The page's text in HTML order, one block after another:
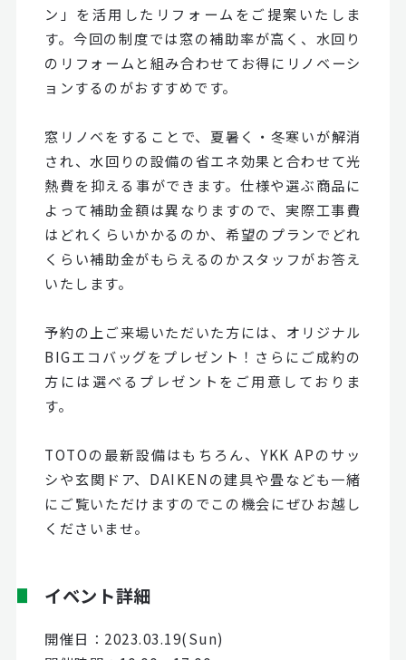
ン」を活用したリフォームをご提案いたしま
す。今回の制度では窓の補助率が高く、水回り
のリフォームと組み合わせてお得にリノベーシ
ョンするのがおすすめです。
窓リノベをすることで、夏暑く・冬寒いが解消
され、水回りの設備の省エネ効果と合わせて光
熱費を抑える事ができます。仕様や選ぶ商品に
よって補助金額は異なりますので、実際工事費
はどれくらいかかるのか、希望のプランでどれ
くらい補助金がもらえるのかスタッフがお答え
いたします。
予約の上ご来場いただいた方には、オリジナル
BIGエコバッグをプレゼント！さらにご成約の
方には選べるプレゼントをご用意しておりま
す。
TOTOの最新設備はもちろん、YKK APのサッ
シや玄関ドア、DAIKENの建具や畳なども一緒
にご覧いただけますのでこの機会にぜひお越し
くださいませ。
イベント詳細
開催日：2023.03.19(Sun)